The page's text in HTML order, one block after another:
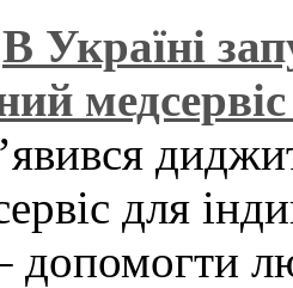
В Україні
для
допомогти